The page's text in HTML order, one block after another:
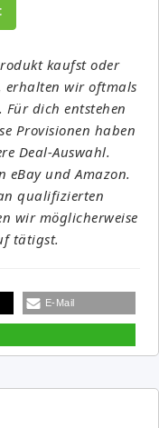
kaufst oder
erhalten wir oftmals
dich entstehen
Provisionen haben
Deal-Auswahl.
eBay und Amazon.
qualifizierten
wir möglicherweise
tätigst.
E-Mail